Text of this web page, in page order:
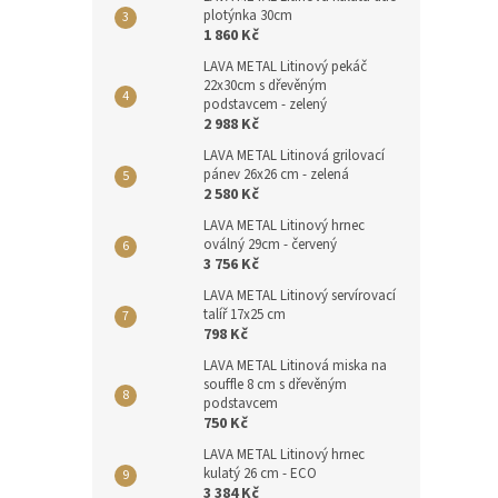
plotýnka 30cm
1 860 Kč
LAVA METAL Litinový pekáč
22x30cm s dřevěným
podstavcem - zelený
2 988 Kč
LAVA METAL Litinová grilovací
pánev 26x26 cm - zelená
2 580 Kč
LAVA METAL Litinový hrnec
oválný 29cm - červený
3 756 Kč
LAVA METAL Litinový servírovací
talíř 17x25 cm
798 Kč
LAVA METAL Litinová miska na
souffle 8 cm s dřevěným
podstavcem
750 Kč
LAVA METAL Litinový hrnec
kulatý 26 cm - ECO